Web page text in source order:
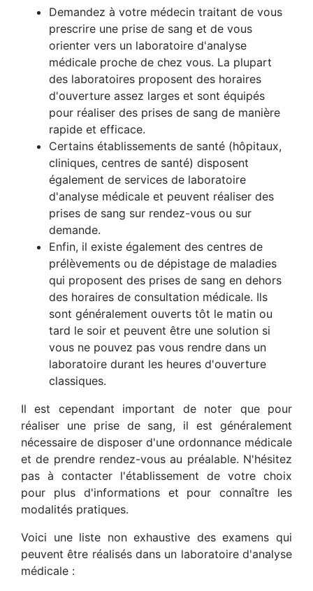
Demandez à votre médecin traitant de vous
prescrire une prise de sang et de vous
orienter vers un laboratoire d'analyse
médicale proche de chez vous. La plupart
des laboratoires proposent des horaires
d'ouverture assez larges et sont équipés
pour réaliser des prises de sang de manière
rapide et efficace.
Certains établissements de santé (hôpitaux,
cliniques, centres de santé) disposent
également de services de laboratoire
d'analyse médicale et peuvent réaliser des
prises de sang sur rendez-vous ou sur
demande.
Enfin, il existe également des centres de
prélèvements ou de dépistage de maladies
qui proposent des prises de sang en dehors
des horaires de consultation médicale. Ils
sont généralement ouverts tôt le matin ou
tard le soir et peuvent être une solution si
vous ne pouvez pas vous rendre dans un
laboratoire durant les heures d'ouverture
classiques.
Il est cependant important de noter que pour
réaliser une prise de sang, il est généralement
nécessaire de disposer d'une ordonnance médicale
et de prendre rendez-vous au préalable. N'hésitez
pas à contacter l'établissement de votre choix
pour plus d'informations et pour connaître les
modalités pratiques.
Voici une liste non exhaustive des examens qui
peuvent être réalisés dans un laboratoire d'analyse
médicale :